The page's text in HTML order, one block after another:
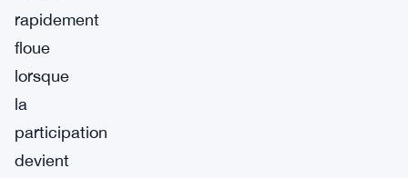
rapidement
floue
lorsque
la
participation
devient